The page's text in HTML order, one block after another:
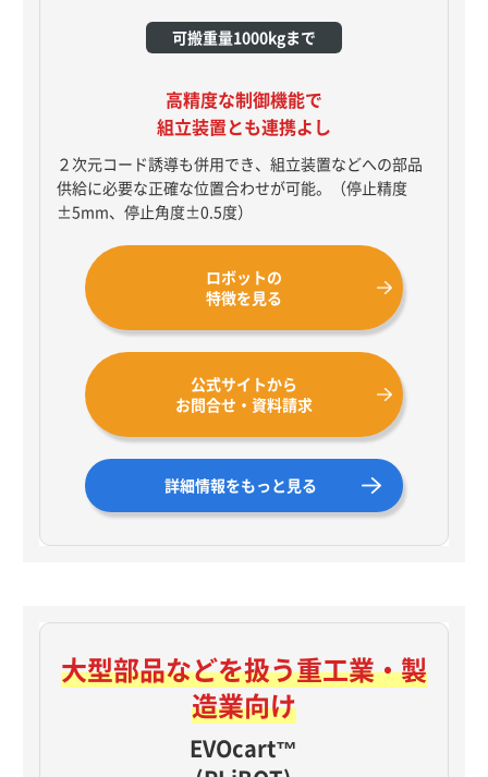
可搬重量1000kgまで
高精度な制御機能で
組立装置とも連携よし
２次元コード誘導も併用でき、組立装置などへの部品
供給に必要な正確な位置合わせが可能。（停止精度
±5mm、停止角度±0.5度）
ロボットの
特徴を見る
公式サイトから
お問合せ・資料請求
詳細情報をもっと見る
大型部品などを扱う重工業・製
造業向け
EVOcart™